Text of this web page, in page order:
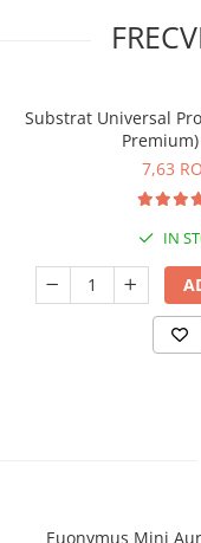
Substrat Universal
7,63
IN
Euonymus Mini